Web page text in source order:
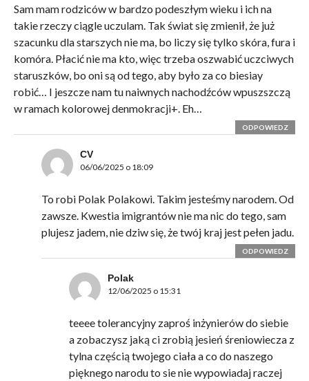
Sam mam rodziców w bardzo podeszłym wieku i ich na
takie rzeczy ciągle uczulam. Tak świat się zmienił, że już
szacunku dla starszych nie ma, bo liczy się tylko skóra, fura i
komóra. Płacić nie ma kto, więc trzeba oszwabić uczciwych
staruszków, bo oni są od tego, aby było za co biesiay
robić… I jeszcze nam tu naiwnych nachodźców wpuszszczą
w ramach kolorowej denmokracji+. Eh…
ODPOWIEDZ
CV
06/06/2025 o 18:09
To robi Polak Polakowi. Takim jesteśmy narodem. Od
zawsze. Kwestia imigrantów nie ma nic do tego, sam
plujesz jadem, nie dziw się, że twój kraj jest pełen jadu.
ODPOWIEDZ
Polak
12/06/2025 o 15:31
teeee tolerancyjny zaproś inżynierów do siebie
a zobaczysz jaką ci zrobią jesień śreniowiecza z
tylna częścią twojego ciała a co do naszego
pięknego narodu to sie nie wypowiadaj raczej